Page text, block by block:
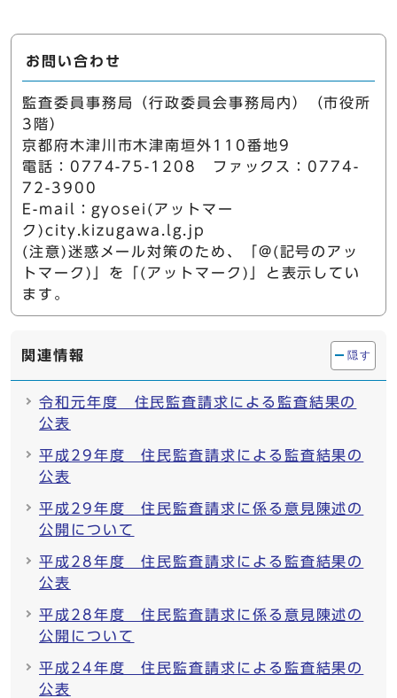
お問い合わせ
監査委員事務局（行政委員会事務局内）（市役所
3階）
京都府木津川市木津南垣外110番地9
電話：0774-75-1208 ファックス：0774-
72-3900
E-mail：gyosei(アットマー
ク)city.kizugawa.lg.jp
(注意)迷惑メール対策のため、「@(記号のアッ
トマーク)」を「(アットマーク)」と表示してい
ます。
関連情報 隠す
令和元年度 住民監査請求による監査結果の
公表
平成29年度 住民監査請求による監査結果の
公表
平成29年度 住民監査請求に係る意見陳述の
公開について
平成28年度 住民監査請求による監査結果の
公表
平成28年度 住民監査請求に係る意見陳述の
公開について
平成24年度 住民監査請求による監査結果の
公表